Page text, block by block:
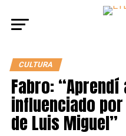
CULTURA
Fabro:
influenciado
de Luis Miguel”